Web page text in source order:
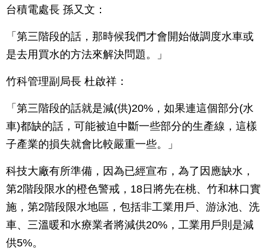
台積電處長 孫又文：
「第三階段的話，那時候我們才會開始做調度水車或
是去用買水的方法來解決問題。」
竹科管理副局長 杜啟祥：
「第三階段的話就是減(供)20%，如果連這個部分(水
車)都缺的話，可能被迫中斷一些部分的生產線，這樣
子產業的損失就會比較嚴重一些。」
科技大廠有所準備，因為已經宣布，為了因應缺水，
第2階段限水的橙色警戒，18日將先在桃、竹和林口實
施，第2階段限水地區，包括非工業用戶、游泳池、洗
車、三溫暖和水療業者將減供20%，工業用戶則是減
供5%。